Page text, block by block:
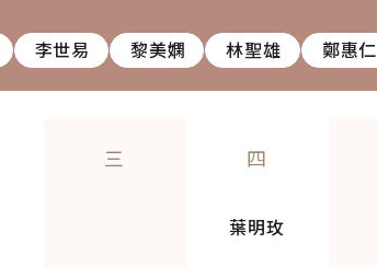
李世易 黎美嫻 林聖雄 鄭惠仁
三 四
葉明玫